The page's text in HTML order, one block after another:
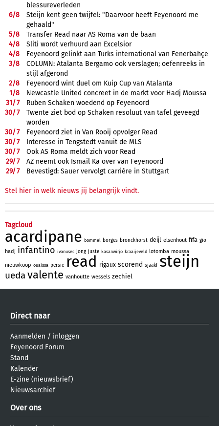
blessureverleden
6/8
Steijn kent geen twijfel: "Daarvoor heeft Feyenoord me
gehaald"
5/8
Transfer Read naar AS Roma van de baan
4/8
Sliti wordt verhuurd aan Excelsior
4/8
Feyenoord gelinkt aan Turks international van Fenerbahçe
3/8
COLUMN: Atalanta Bergamo ook verslagen; oefenreeks in
stijl afgerond
2/8
Feyenoord wint duel om Kuip Cup van Atalanta
1/8
Newcastle United concreet in de markt voor Hadj Moussa
31/7
Ruben Schaken woedend op Feyenoord
30/7
Twente ziet bod op Schaken resoluut van tafel geveegd
worden
30/7
Feyenoord ziet in Van Rooij opvolger Read
30/7
Interesse in Tengstedt vanuit de MLS
30/7
Ook AS Roma meldt zich voor Read
29/7
AZ neemt ook Ismail Ka over van Feyenoord
29/7 Bevestigd: Sauer vervolgt carrière in Stuttgart
Stel hier in welk nieuws jij belangrijk vindt.
Tagcloud
acardipane bommel borges bronckhorst deijl elsenhout fifa gio
hadj infantino ivanusec jong juste kasanwirjo kraaijeveld lotomba moussa
nieuwkoop ouaissa persie read rigaux scorend sjaakf steijn
uedavalente vanhoutte wessels zechiel
Direct naar
Aanmelden / inloggen
Feyenoord Forum
Stand
Kalender
E-zine (nieuwsbrief)
Nieuwsarchief
Over ons